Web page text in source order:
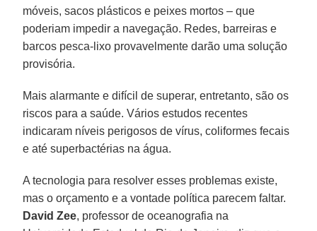
móveis, sacos plásticos e peixes mortos – que
poderiam impedir a navegação. Redes, barreiras e
barcos pesca-lixo provavelmente darão uma solução
provisória.
Mais alarmante e difícil de superar, entretanto, são os
riscos para a saúde. Vários estudos recentes
indicaram níveis perigosos de vírus, coliformes fecais
e até superbactérias na água.
A tecnologia para resolver esses problemas existe,
mas o orçamento e a vontade política parecem faltar.
David Zee, professor de oceanografia na